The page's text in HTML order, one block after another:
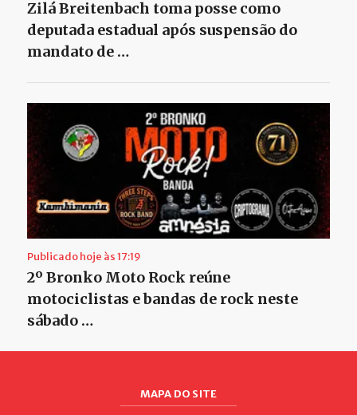
Zilá Breitenbach toma posse como
deputada estadual após suspensão do
mandato de …
Publicado hoje às 17:19
2º Bronko Moto Rock reúne
motociclistas e bandas de rock neste
sábado …
MAPA DO SITE